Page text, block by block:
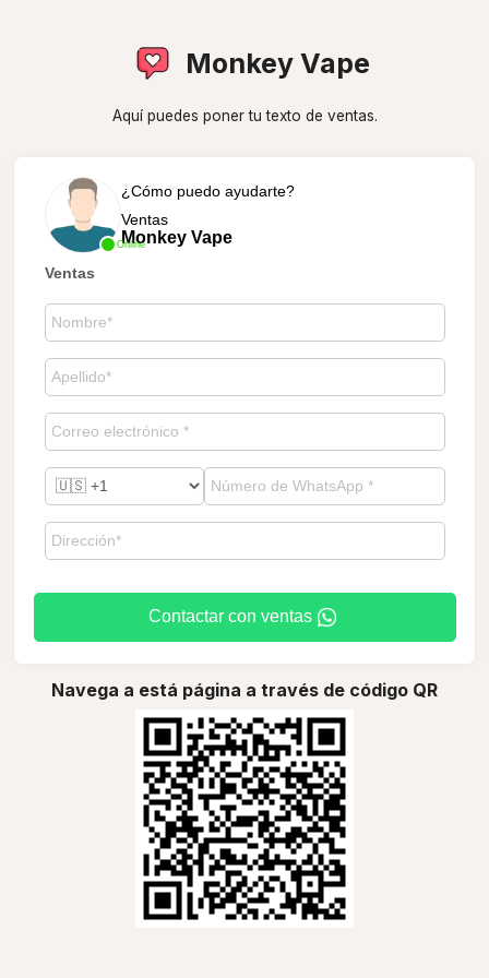
Monkey Vape
Aquí puedes poner tu texto de ventas.
Online
¿Cómo puedo ayudarte?
Ventas
Monkey Vape
Ventas
Contactar con ventas
Navega a está página a través de código QR